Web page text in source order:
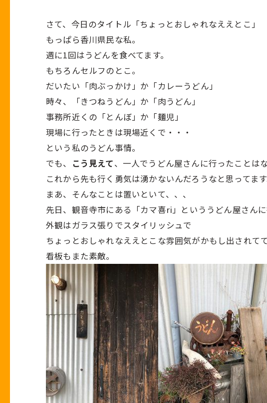
さて、今日のタイトル「ちょっとおしゃれなええとこ」
もっぱら香川県民な私。
週に1回はうどんを食べてます。
もちろんセルフのとこ。
だいたい「肉ぶっかけ」か「カレーうどん」
時々、「きつねうどん」か「肉うどん」
事務所近くの「とんぼ」か「麺児」
現場に行ったときは現場近くで・・・
という私のうどん事情。
でも、 こう見えて、一人でうどん屋さんに行ったことは
これから先も行く勇気は湧かないんだろうなと思ってます
まあ、そんなことは置いといて、、、
先日、観音寺市にある「カマ喜ri」といううどん屋さんに
外観はガラス張りでスタイリッシュで
ちょっとおしゃれなええとこな雰囲気がかもし出されて
看板もまた素敵。